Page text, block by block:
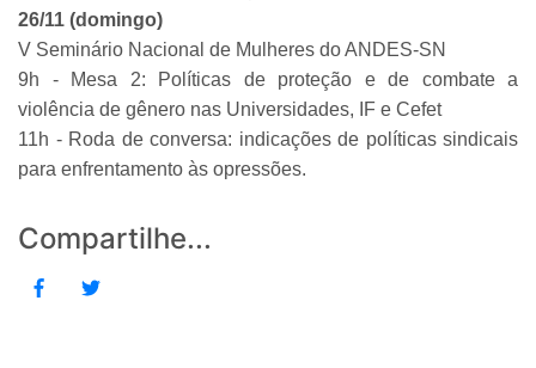
26/11 (domingo)
V Seminário Nacional de Mulheres do ANDES-SN
9h - Mesa 2: Políticas de proteção e de combate a
violência de gênero nas Universidades, IF e Cefet
11h - Roda de conversa: indicações de políticas sindicais
para enfrentamento às opressões.
Compartilhe...